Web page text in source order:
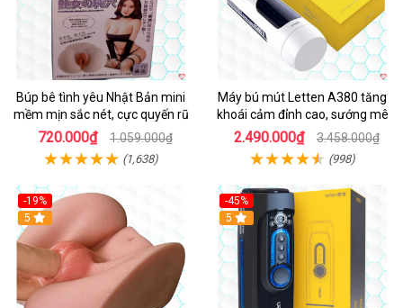
Búp bê tình yêu Nhật Bản mini
mềm mịn sắc nét, cực quyến rũ
720.000₫ 1.059.000₫
(1,638)
Máy bú mút Letten A380 tăng
khoái cảm đỉnh cao, sướng mê
2.490.000₫ 3.458.000₫
(998)
-19%
Hot
5
-45%
Hot
5